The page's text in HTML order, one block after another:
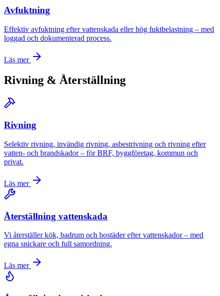
Avfuktning
Effektiv avfuktning efter vattenskada eller hög fuktbelastning – med
loggad och dokumenterad process.
Läs mer
Rivning & Återställning
Rivning
Selektiv rivning, invändig rivning, asbestrivning och rivning efter
vatten- och brandskador – för BRF, byggföretag, kommun och
privat.
Läs mer
Återställning vattenskada
Vi återställer kök, badrum och bostäder efter vattenskador – med
egna snickare och full samordning.
Läs mer